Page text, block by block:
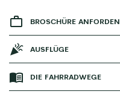
BROSCHÜRE ANFORDEN
AUSFLÜGE
DIE FAHRRADWEGE